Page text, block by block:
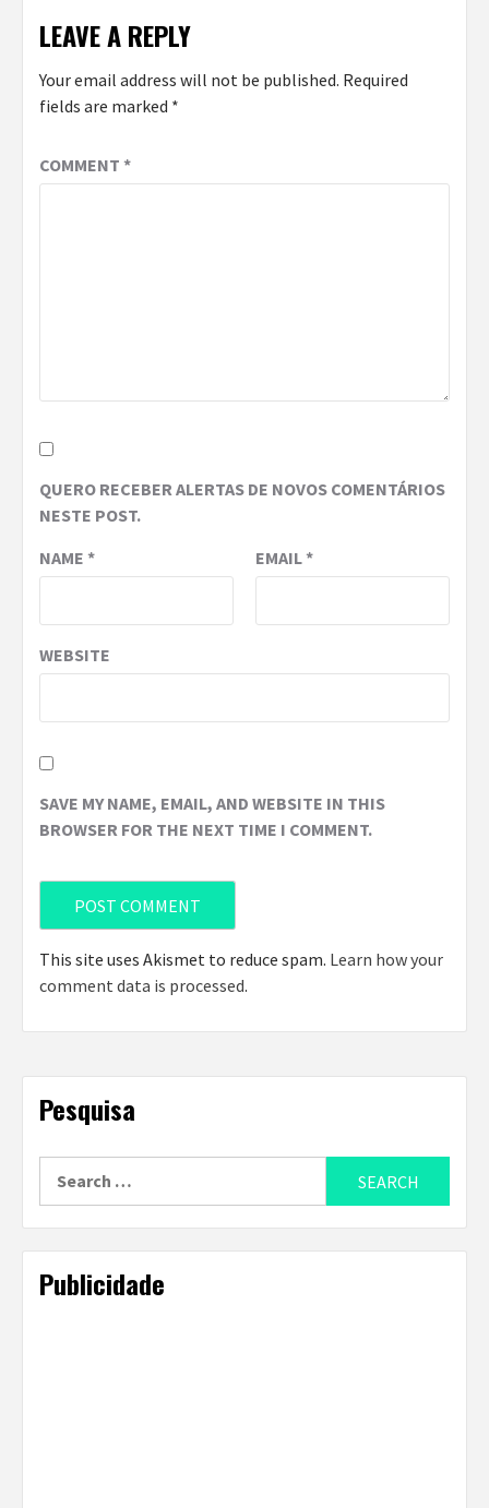
LEAVE A REPLY
Your email address will not be published. Required
fields are marked *
COMMENT *
QUERO RECEBER ALERTAS DE NOVOS COMENTÁRIOS
NESTE POST.
NAME * EMAIL*
WEBSITE
SAVE MY NAME, EMAIL, AND WEBSITE IN THIS
BROWSER FOR THE NEXT TIME I COMMENT.
This site uses Akismet to reduce spam. Learn how your
comment data is processed.
Pesquisa
Publicidade